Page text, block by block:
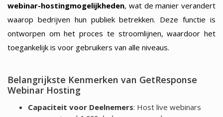
webinar-hostingmogelijkheden, wat de manier verandert
waarop bedrijven hun publiek betrekken. Deze functie is
ontworpen om het proces te stroomlijnen, waardoor het
toegankelijk is voor gebruikers van alle niveaus.
Belangrijkste Kenmerken van GetResponse
Webinar Hosting
Capaciteit voor Deelnemers: Host live webinars